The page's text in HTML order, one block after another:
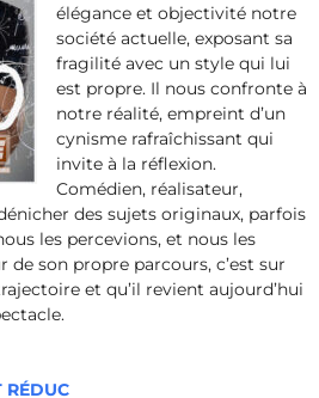
élégance et objectivité notre
société actuelle, exposant sa
fragilité avec un style qui lui
est propre. Il nous confronte à
notre réalité, empreint d’un
cynisme rafraîchissant qui
invite à la réflexion.
Comédien, réalisateur,
des sujets originaux, parfois
les percevions, et nous les
de son propre parcours, c’est sur
et qu’il revient aujourd’hui
RÉDUC